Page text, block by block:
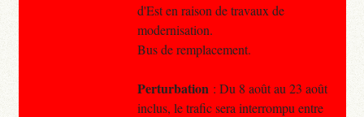
d'Est en raison de travaux de
modernisation.
Bus de remplacement.
Perturbation : Du 8 août au 23 août
inclus, le trafic sera interrompu entre